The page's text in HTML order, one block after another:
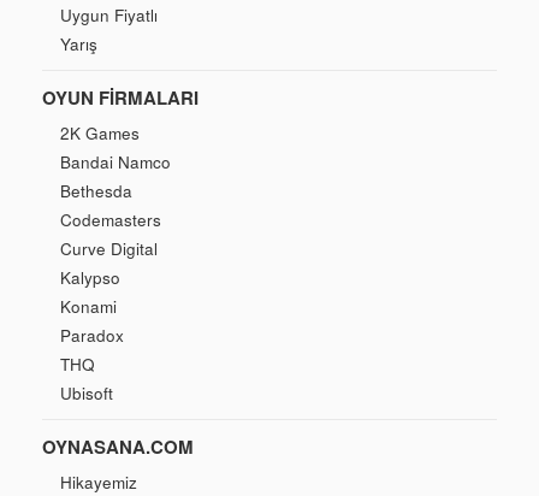
Uygun Fiyatlı
Yarış
OYUN FIRMALARI
2K Games
Bandai Namco
Bethesda
Codemasters
Curve Digital
Kalypso
Konami
Paradox
THQ
Ubisoft
OYNASANA.COM
Hikayemiz